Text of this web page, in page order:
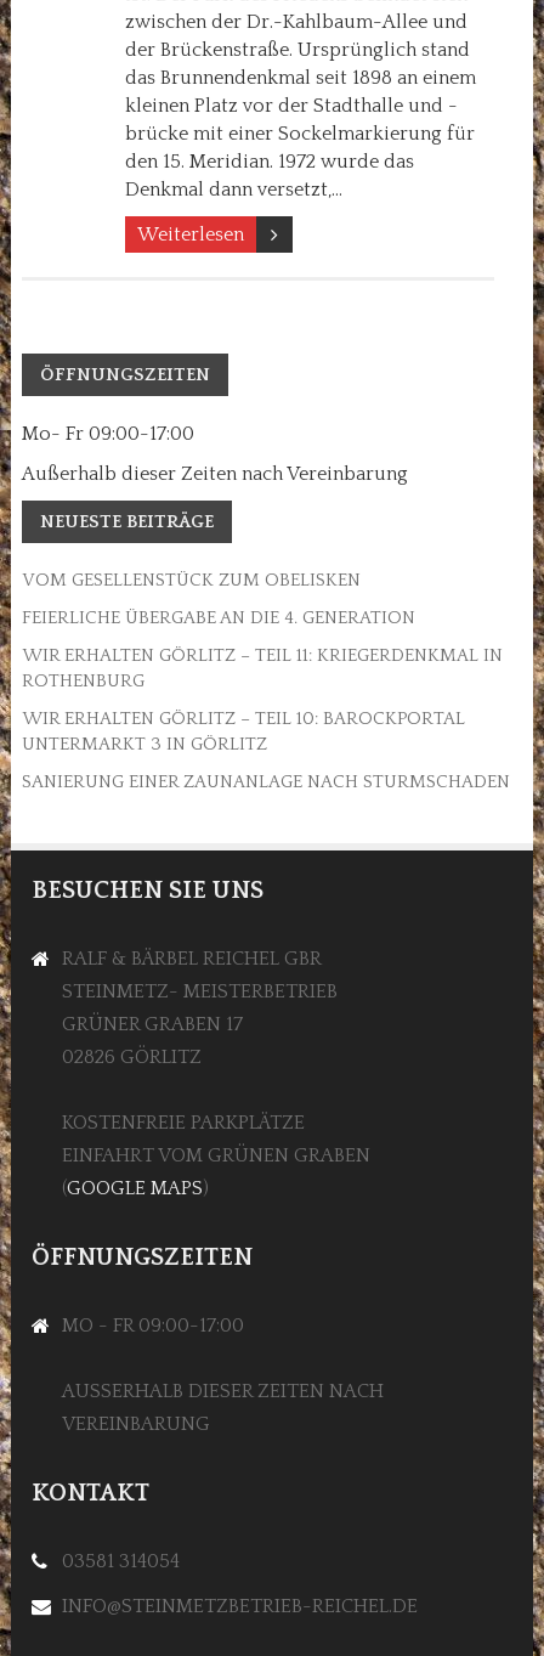
zwischen der Dr.-Kahlbaum-Allee und
der Brückenstraße. Ursprünglich stand
das Brunnendenkmal seit 1898 an einem
kleinen Platz vor der Stadthalle und -
brücke mit einer Sockelmarkierung für
den 15. Meridian. 1972 wurde das
Denkmal dann versetzt,…
Weiterlesen
ÖFFNUNGSZEITEN
Mo- Fr 09:00-17:00
Außerhalb dieser Zeiten nach Vereinbarung
NEUESTE BEITRÄGE
VOM GESELLENSTÜCK ZUM OBELISKEN
FEIERLICHE ÜBERGABE AN DIE 4. GENERATION
WIR ERHALTEN GÖRLITZ – TEIL 11: KRIEGERDENKMAL IN
ROTHENBURG
WIR ERHALTEN GÖRLITZ – TEIL 10: BAROCKPORTAL
UNTERMARKT 3 IN GÖRLITZ
SANIERUNG EINER ZAUNANLAGE NACH STURMSCHADEN
BESUCHEN SIE UNS
RALF & BÄRBEL REICHEL GBR
STEINMETZ- MEISTERBETRIEB
GRÜNER GRABEN 17
02826 GÖRLITZ
KOSTENFREIE PARKPLÄTZE
EINFAHRT VOM GRÜNEN GRABEN
(GOOGLE MAPS)
ÖFFNUNGSZEITEN
MO - FR 09:00-17:00
AUSSERHALB DIESER ZEITEN NACH V
EREINBARUNG
KONTAKT
03581 314054
INFO@STEINMETZBETRIEB-REICHEL.DE